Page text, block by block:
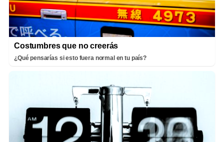
Costumbres que no creerás
¿Qué pensarías si esto fuera normal en tu país?